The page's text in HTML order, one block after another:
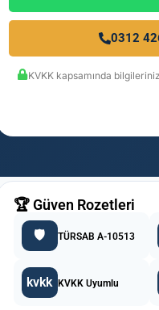
0312
KVKK kapsamında
🏆 Güven Rozetleri
🛡️ TÜRSAB A-10513
kvkk KVKK Uyumlu